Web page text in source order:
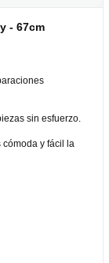
- 67cm
sin esfuerzo.
y fácil la